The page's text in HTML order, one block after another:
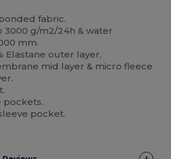
fabric.
g/m2/24h & water
mm.
Elastane outer layer,
mid layer & micro fleece
pockets.
pocket.